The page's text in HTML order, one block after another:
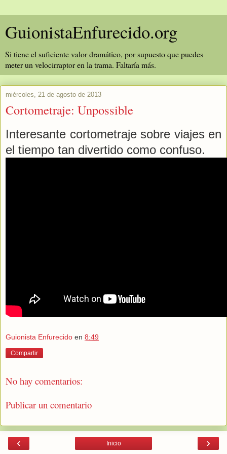
GuionistaEnfurecido.org
Si tiene el suficiente valor dramático, por supuesto que puedes
meter un velocirraptor en la trama. Faltaría más.
miércoles, 21 de agosto de 2013
Cortometraje: Unpossible
Interesante cortometraje sobre viajes en
el tiempo tan divertido como confuso.
Guionista Enfurecido en 8:49
Compartir
No hay comentarios:
Publicar un comentario
‹ ›
Inicio